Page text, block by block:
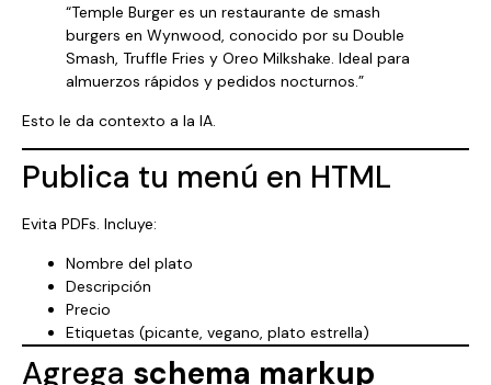
“Temple Burger es un restaurante de smash
burgers en Wynwood, conocido por su Double
Smash, Truffle Fries y Oreo Milkshake. Ideal para
almuerzos rápidos y pedidos nocturnos.”
Esto le da contexto a la IA.
Publica tu menú en HTML
Evita PDFs. Incluye:
Nombre del plato
Descripción
Precio
Etiquetas (picante, vegano, plato estrella)
Agrega schema markup